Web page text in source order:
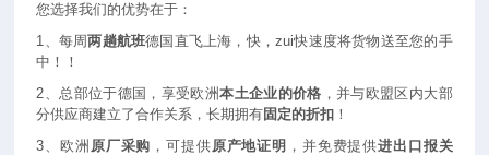
您选择我们的优势在于：
1、每周两趟航班德国直飞上海，快，zui快速度将货物送至您的手
中！！
2、总部位于德国，享受欧洲本土企业的价格 ，并与欧盟区内大部
分供应商建立了合作关系，长期拥有固定的折扣 ！
3、欧洲 原厂采购 ，可提供原产地证明 ，并免费提供进出口报关